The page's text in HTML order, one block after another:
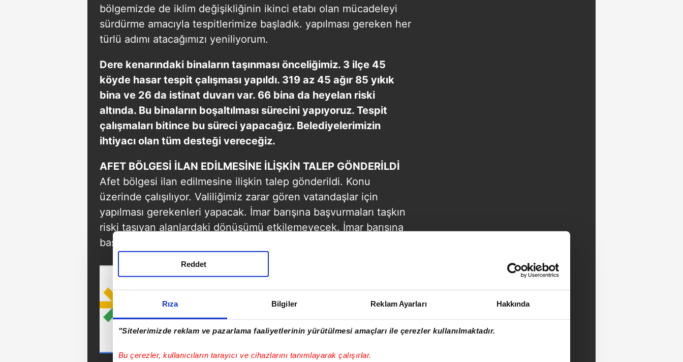
Rıza Bilgiler Reklam Ayarları Hakkında
"Sitelerimizde reklam ve pazarlama faaliyetlerinin yürütülmesi amaçları ile çerezler kullanılmaktadır.
Bu çerezler, kullanıcıların tarayıcı ve cihazlarını tanımlayarak çalışırlar.
Reddet
bölgemizde de iklim değişikliğinin ikinci etabı olan mücadeleyi
sürdürme amacıyla tespitlerimize başladık. yapılması gereken her
türlü adımı atacağımızı yeniliyorum.
Dere kenarındaki binaların taşınması önceliğimiz. 3 ilçe 45
köyde hasar tespit çalışması yapıldı. 319 az 45 ağır 85 yıkık
bina ve 26 da istinat duvarı var. 66 bina da heyelan riski
altında. Bu binaların boşaltılması sürecini yapıyoruz. Tespit
çalışmaları bitince bu süreci yapacağız. Belediyelerimizin
ihtiyacı olan tüm desteği vereceğiz.
AFET BÖLGESİ İLAN EDİLMESİNE İLİŞKİN TALEP GÖNDERİLDİ
Afet bölgesi ilan edilmesine ilişkin talep gönderildi. Konu
üzerinde çalışılıyor. Valiliğimiz zarar gören vatandaşlar için
yapılması gerekenleri yapacak. İmar barışına başvurmaları taşkın
riski taşıyan alanlardaki dönüşümü etkilemeyecek. İmar barışına
başvursalar bile bu binalar kaldırılacak."